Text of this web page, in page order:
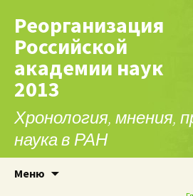
Реорганизация
Российской
академии наук
2013
Хронология, мнения,
наука в РАН
Меню